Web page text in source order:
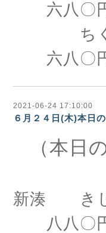
六八〇
ちく
六八〇
2021-06-24 17:10:00
６月２４日(木)本日
（本日
新湊
八八〇